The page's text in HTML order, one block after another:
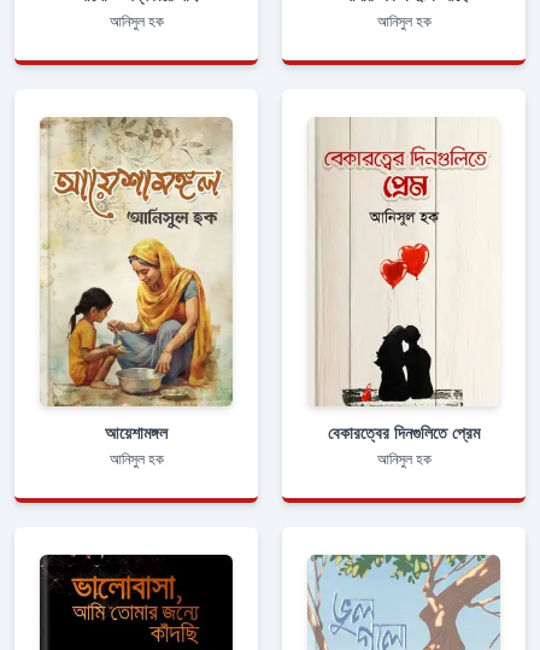
আনিসুল হক আনিসুল হক
আয়েশামঙ্গল
আনিসুল হক
বেকারত্বের দিনগুলিতে প্রেম
আনিসুল হক